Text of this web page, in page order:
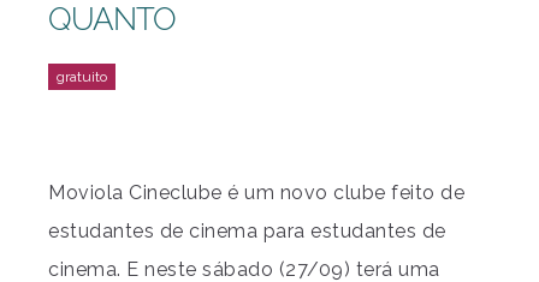
QUANTO
Moviola Cineclube é um novo clube feito de
estudantes de cinema para estudantes de
cinema. E neste sábado (27/09) terá uma